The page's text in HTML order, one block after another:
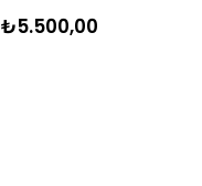
₺5.500,00